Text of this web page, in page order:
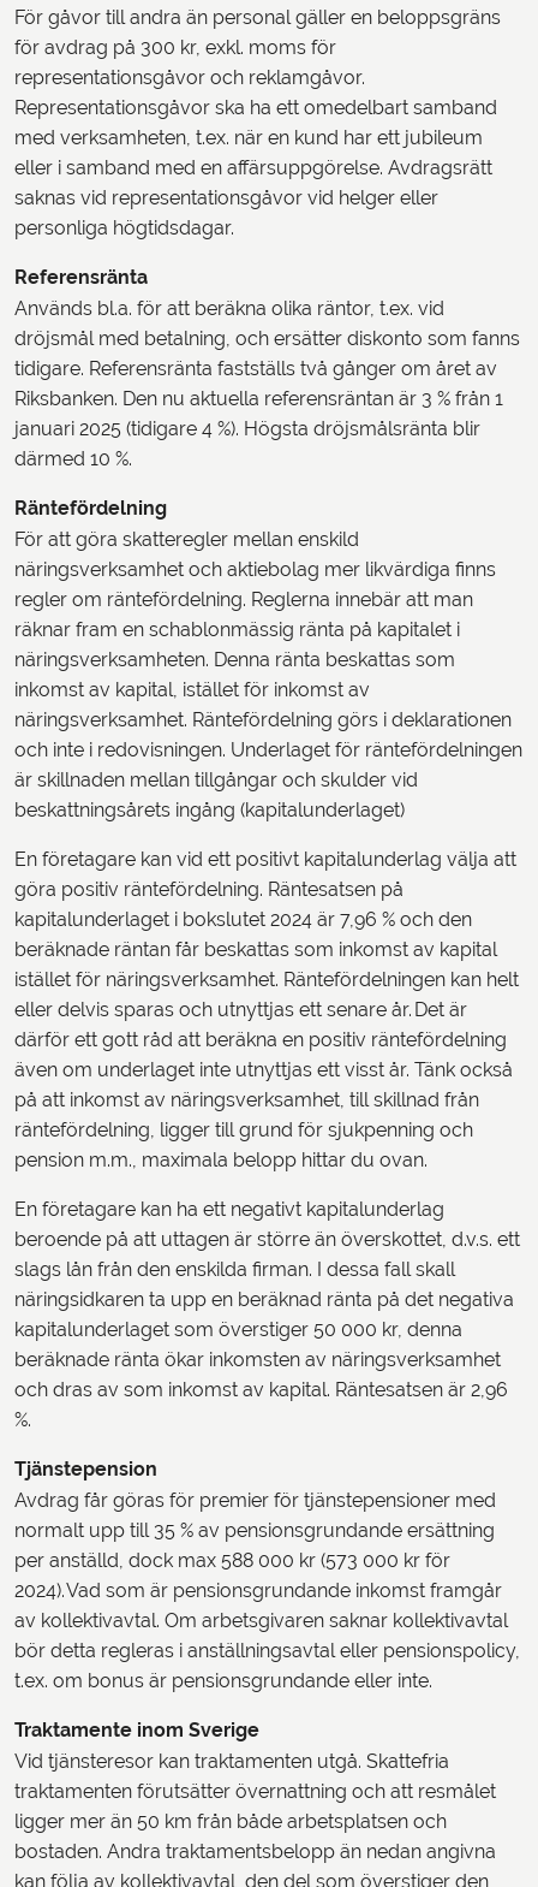
För gåvor till andra än personal gäller en beloppsgräns
för avdrag på 300 kr, exkl. moms för
representationsgåvor och reklamgåvor.
Representationsgåvor ska ha ett omedelbart samband
med verksamheten, t.ex. när en kund har ett jubileum
eller i samband med en affärsuppgörelse. Avdragsrätt
saknas vid representationsgåvor vid helger eller
personliga högtidsdagar.
Referensränta
Används bl.a. för att beräkna olika räntor, t.ex. vid
dröjsmål med betalning, och ersätter diskonto som fanns
tidigare. Referensränta fastställs två gånger om året av
Riksbanken. Den nu aktuella referensräntan är 3 % från 1
januari 2025 (tidigare 4 %). Högsta dröjsmålsränta blir
därmed 10 %.
Räntefördelning
För att göra skatteregler mellan enskild
näringsverksamhet och aktiebolag mer likvärdiga finns
regler om räntefördelning. Reglerna innebär att man
räknar fram en schablonmässig ränta på kapitalet i
näringsverksamheten. Denna ränta beskattas som
inkomst av kapital, istället för inkomst av
näringsverksamhet. Räntefördelning görs i deklarationen
och inte i redovisningen. Underlaget för räntefördelningen
är skillnaden mellan tillgångar och skulder vid
beskattningsårets ingång (kapitalunderlaget)
En företagare kan vid ett positivt kapitalunderlag välja att
göra positiv räntefördelning. Räntesatsen på
kapitalunderlaget i bokslutet 2024 är 7,96 % och den
beräknade räntan får beskattas som inkomst av kapital
istället för näringsverksamhet. Räntefördelningen kan helt
eller delvis sparas och utnyttjas ett senare år. Det är
därför ett gott råd att beräkna en positiv räntefördelning
även om underlaget inte utnyttjas ett visst år. Tänk också
på att inkomst av näringsverksamhet, till skillnad från
räntefördelning, ligger till grund för sjukpenning och
pension m.m., maximala belopp hittar du ovan.
En företagare kan ha ett negativt kapitalunderlag
beroende på att uttagen är större än överskottet, d.v.s. ett
slags lån från den enskilda firman. I dessa fall skall
näringsidkaren ta upp en beräknad ränta på det negativa
kapitalunderlaget som överstiger 50 000 kr, denna
beräknade ränta ökar inkomsten av näringsverksamhet
och dras av som inkomst av kapital. Räntesatsen är 2,96
%.
Tjänstepension
Avdrag får göras för premier för tjänstepensioner med
normalt upp till 35 % av pensionsgrundande ersättning
per anställd, dock max 588 000 kr (573 000 kr för
2024). Vad som är pensionsgrundande inkomst framgår
av kollektivavtal. Om arbetsgivaren saknar kollektivavtal
bör detta regleras i anställningsavtal eller pensionspolicy,
t.ex. om bonus är pensionsgrundande eller inte.
Traktamente inom Sverige
Vid tjänsteresor kan traktamenten utgå. Skattefria
traktamenten förutsätter övernattning och att resmålet
ligger mer än 50 km från både arbetsplatsen och
bostaden. Andra traktamentsbelopp än nedan angivna
kan följa av kollektivavtal, den del som överstiger den